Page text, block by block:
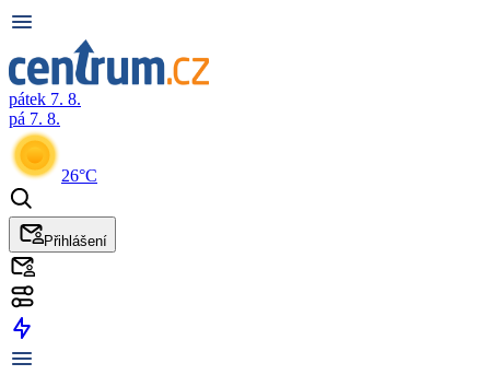
pátek 7. 8.
pá 7. 8.
26°C
Přihlášení